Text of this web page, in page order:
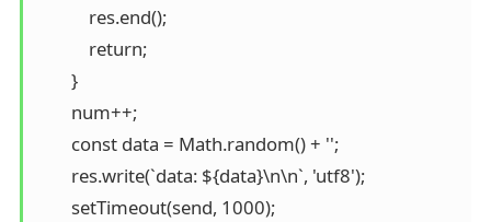
res.end();
return;
}
num++;
const data = Math.random() + '';
res.write(`data: ${data}\n\n`, 'utf8');
setTimeout(send, 1000);